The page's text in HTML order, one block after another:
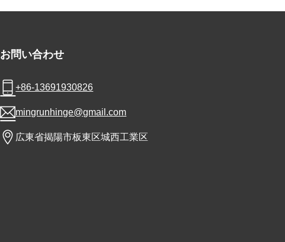
お問い合わせ
+86-13691930826
mingrunhinge@gmail.com
広東省揭陽市板東区城西工業区